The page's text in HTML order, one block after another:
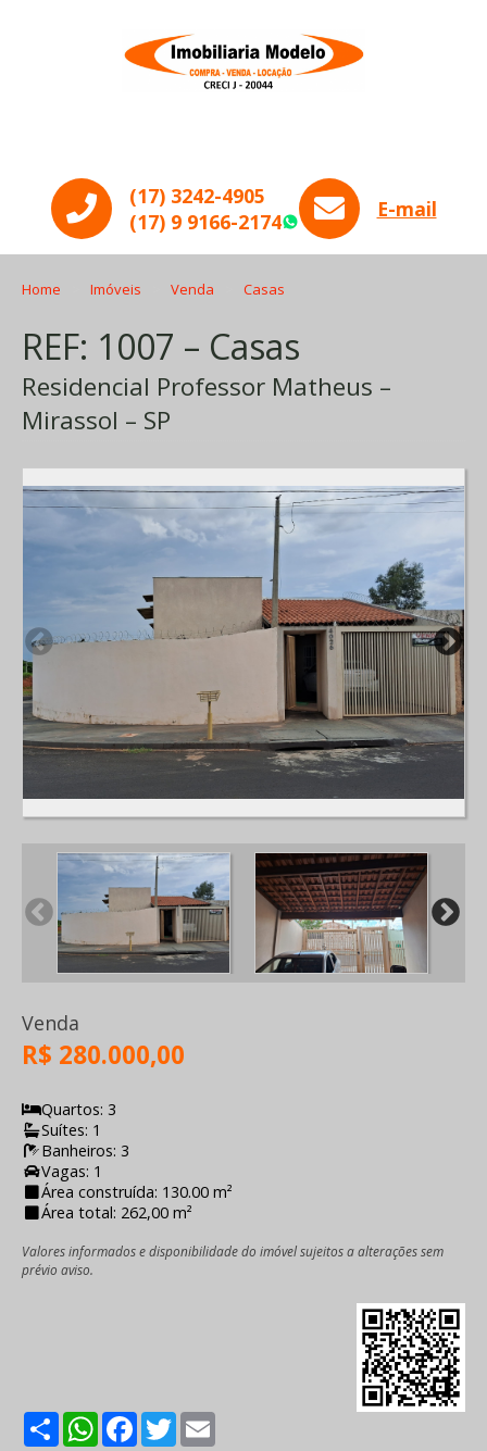
(17) 3242-4905
(17) 9 9166-2174
WhatsApp
E-mail
Home Imóveis Venda Casas
REF: 1007 – Casas
Residencial Professor Matheus –
Mirassol – SP
Venda
R$ 280.000,00
Quartos: 3
Suítes: 1
Banheiros: 3
Vagas: 1
Área construída: 130.00 m²
Área total: 262,00 m²
Valores informados e disponibilidade do imóvel sujeitos a alterações sem
prévio aviso.
ShareWhatsApp
Facebook
Twitter